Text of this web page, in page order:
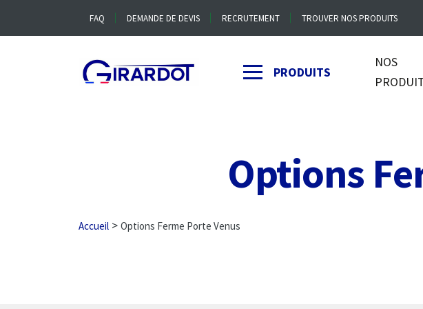
FAQ DEMANDE DE DEVIS RECRUTEMENT TROUVER NOS PRODUITS
PRODUITS
NOS
Options
Accueil > Options Ferme Porte Venus